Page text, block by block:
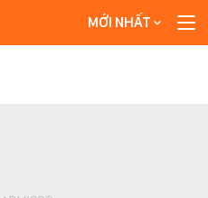
MỚI NHẤT